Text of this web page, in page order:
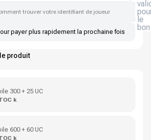
le
bon
trouver votre identifiant de joueur
payer plus rapidement la prochaine fois
produit
300 + 25 UC
k
600 + 60 UC
k